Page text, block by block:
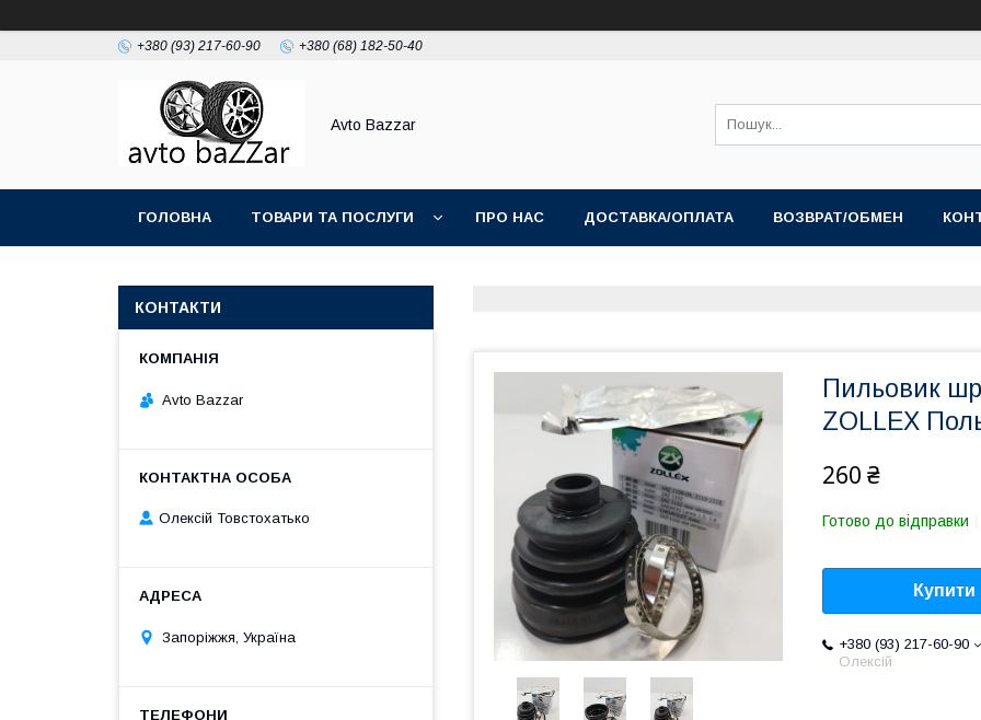
+380 (93) 217-60-90 +380 (68) 182-50-40
Avto Bazzar
ГОЛОВНА ТОВАРИ ТА ПОСЛУГИ ПРО НАС ДОСТАВКА/ОПЛАТА ВОЗВРАТ/ОБМЕН
Пильовик
ZOLLEX
260 ₴
Готово до відправки
Купити
+380 (93) 217-60-90
Олексій
КОНТАКТИ
Avto Bazzar
Олексій Товстохатько
Запоріжжя, Україна